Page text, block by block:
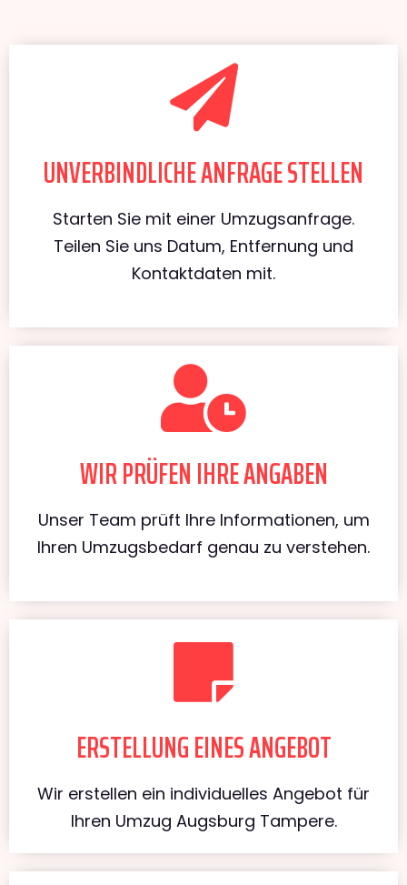
UNVERBINDLICHE ANFRAGE STELLEN
Starten Sie mit einer Umzugsanfrage.
Teilen Sie uns Datum, Entfernung und
Kontaktdaten mit.
WIR PRÜFEN IHRE ANGABEN
Unser Team prüft Ihre Informationen, um
Ihren Umzugsbedarf genau zu verstehen.
ERSTELLUNG EINES ANGEBOT
Wir erstellen ein individuelles Angebot für
Ihren Umzug Augsburg Tampere.